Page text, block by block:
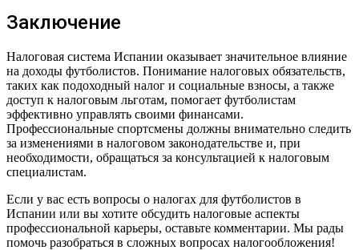
Заключение
Налоговая система Испании оказывает значительное влияние
на доходы футболистов. Понимание налоговых обязательств,
таких как подоходный налог и социальные взносы, а также
доступ к налоговым льготам, помогает футболистам
эффективно управлять своими финансами.
Профессиональные спортсмены должны внимательно следить
за изменениями в налоговом законодательстве и, при
необходимости, обращаться за консультацией к налоговым
специалистам.
Если у вас есть вопросы о налогах для футболистов в
Испании или вы хотите обсудить налоговые аспекты
профессиональной карьеры, оставьте комментарии. Мы рады
помочь разобраться в сложных вопросах налогообложения!